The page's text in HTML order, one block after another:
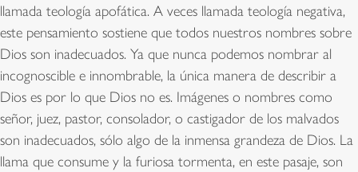
llamada teología apofática. A veces llamada teología negativa,
este pensamiento sostiene que todos nuestros nombres sobre
Dios son inadecuados. Ya que nunca podemos nombrar al
incognoscible e innombrable, la única manera de describir a
Dios es por lo que Dios no es. Imágenes o nombres como
señor, juez, pastor, consolador, o castigador de los malvados
son inadecuados, sólo algo de la inmensa grandeza de Dios. La
llama que consume y la furiosa tormenta, en este pasaje, son